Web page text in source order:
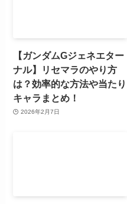
【ガンダムGジェネエター
ナル】リセマラのやり方
は？効率的な方法や当たり
キャラまとめ！
2026年2月7日